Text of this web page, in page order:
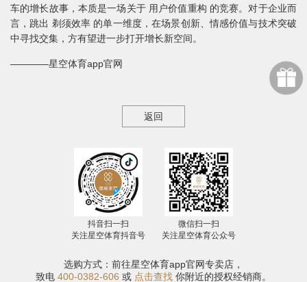
车的增长故事，本质是一场关于 用户价值重构 的竞赛。对于企业而
言，跳出 剃须效率 的单一维度，在场景创新、情感价值与技术突破
中寻找交集，方有望进一步打开增长新空间。
————星空体育app官网
返回
抖音扫一扫
关注星空体育抖音号
微信扫一扫
关注星空体育公众号
选购方式：前往星空体育app官网专卖店，
致电 400-0382-606 或 点击查找 你附近的授权经销商。